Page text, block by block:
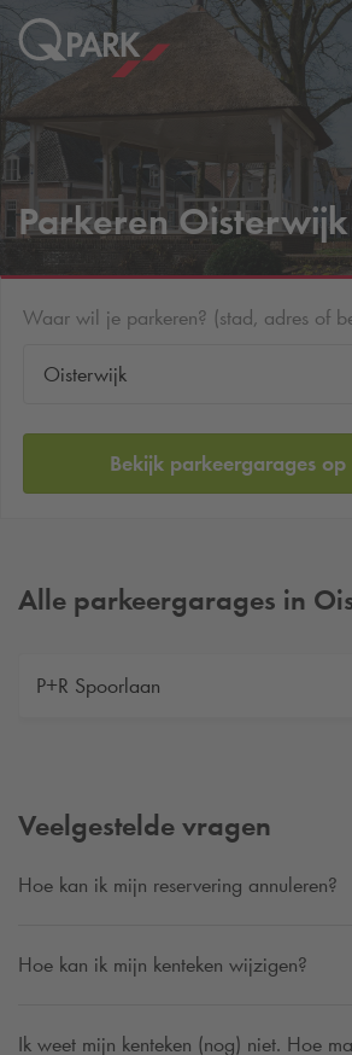
Parkeren Oisterwijk
Waar wil je parkeren? (stad, adres of
Bekijk parkeergarages
Alle parkeergarages in
P+R Spoorlaan
Veelgestelde vragen
Hoe kan ik mijn reservering annuleren?
Hoe kan ik mijn kenteken wijzigen?
Ik weet mijn kenteken (nog) niet. Hoe